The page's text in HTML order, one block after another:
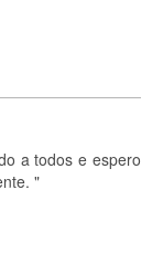
a todos e espero
"